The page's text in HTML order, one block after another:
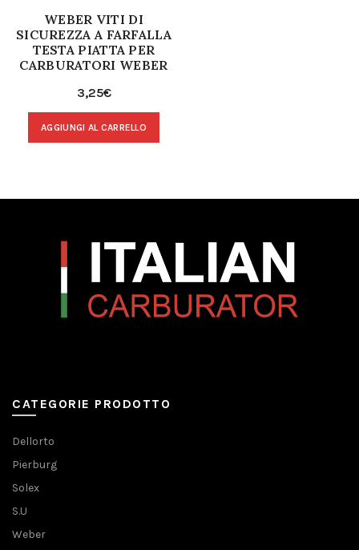
WEBER VITI DI
SICUREZZA A FARFALLA
TESTA PIATTA PER
CARBURATORI WEBER
3,25€
AGGIUNGI AL CARRELLO
CATEGORIE PRODOTTO
Dellorto
Pierburg
Solex
S.U
Weber